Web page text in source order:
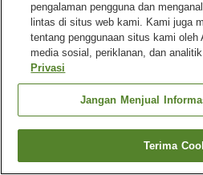
Beranda Jepang Hiroshima
Onomichi Shukuba
Cari
pengalaman pengguna dan
lintas di situs web kami. Kami juga
tentang penggunaan situs kami oleh
media sosial, periklanan, dan
Privasi
Jangan Menjual
Terima